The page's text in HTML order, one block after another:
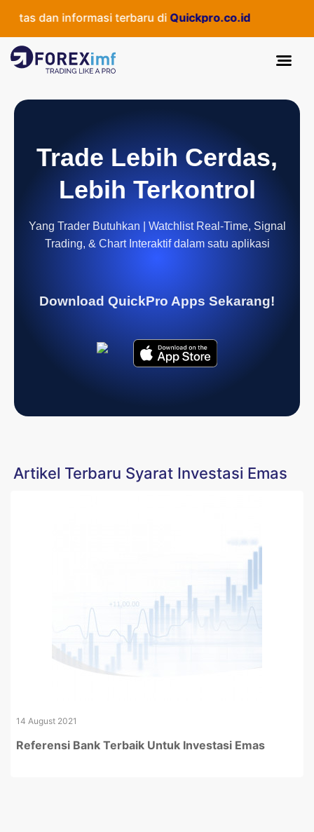
dan informasi terbaru diQuickpro.co.id
Trade Lebih Cerdas,
Lebih Terkontrol
Yang Trader Butuhkan | Watchlist Real-Time, Signal
Trading, & Chart Interaktif dalam satu aplikasi
Download QuickPro Apps Sekarang!
Artikel Terbaru Syarat Investasi Emas
14 August 2021
Referensi Bank Terbaik Untuk Investasi Emas